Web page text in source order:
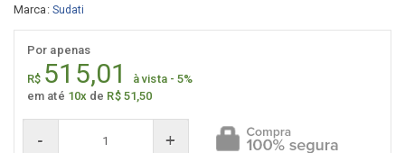
Marca: Sudati
Por apenas
R$ 515,01
à vista - 5%
em até 10x de R$ 51,50
- +